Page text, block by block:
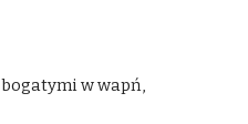
w wapń,